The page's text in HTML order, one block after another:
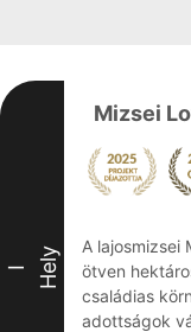
I Hely
Mizsei
A lajosmizsei
ötven
családias
adottságok